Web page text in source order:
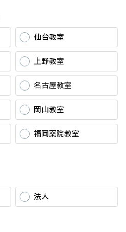
仙台教室
上野教室
名古屋教室
岡山教室
福岡薬院教室
法人